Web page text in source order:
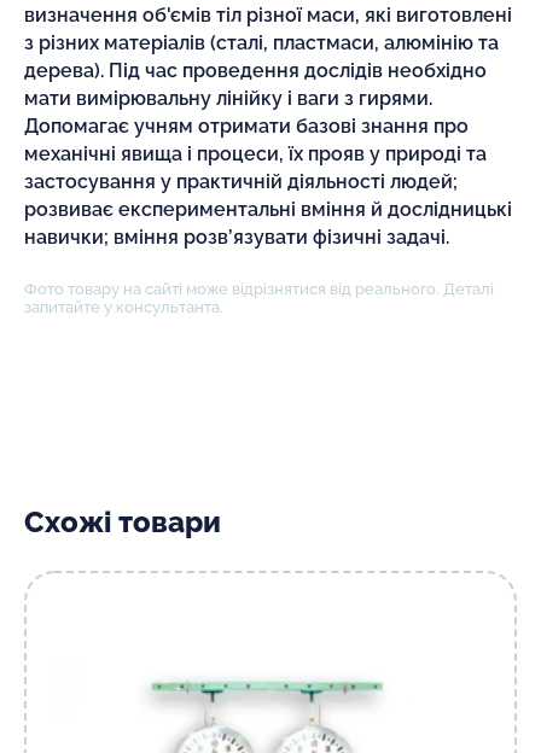
визначення об'ємів тіл різної маси, які виготовлені
з різних матеріалів (сталі, пластмаси, алюмінію та
дерева). Під час проведення дослідів необхідно
мати вимірювальну лінійку і ваги з гирями.
Допомагає учням отримати базові знання про
механічні явища і процеси, їх прояв у природі та
застосування у практичній діяльності людей;
розвиває експериментальні вміння й дослідницькі
навички; вміння розв’язувати фізичні задачі.
Фото товару на сайті може відрізнятися від реального. Деталі
запитайте у консультанта.
Схожі товари